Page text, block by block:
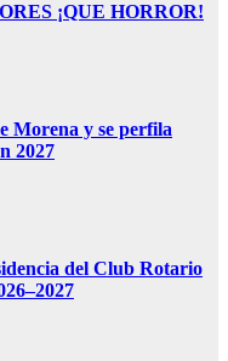
¡QUE HORROR!
Morena y se perfila
2027
del Club Rotario